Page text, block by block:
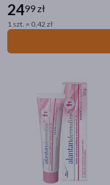
2499 zł
1 szt. = 0,42 zł